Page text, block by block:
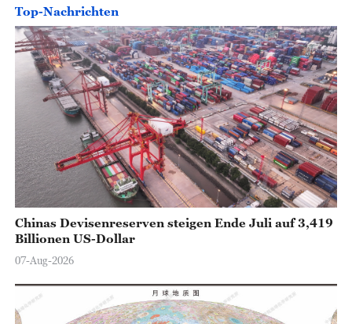
Top-Nachrichten
Chinas Devisenreserven steigen Ende Juli auf 3,419
Billionen US-Dollar
07-Aug-2026